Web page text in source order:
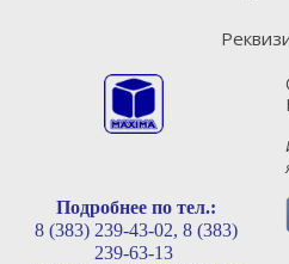
Подробнее по тел.:
8 (383) 239-43-02, 8 (383)
239-63-13